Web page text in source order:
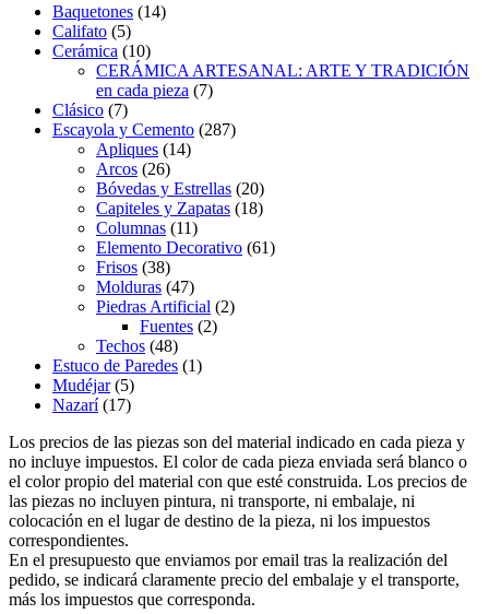
Baquetones (14)
Califato (5)
Cerámica (10)
CERÁMICA ARTESANAL: ARTE Y TRADICIÓN
en cada pieza (7)
Clásico (7)
Escayola y Cemento (287)
Apliques (14)
Arcos (26)
Bóvedas y Estrellas (20)
Capiteles y Zapatas (18)
Columnas (11)
Elemento Decorativo (61)
Frisos (38)
Molduras (47)
Piedras Artificial (2)
Fuentes (2)
Techos (48)
Estuco de Paredes (1)
Mudéjar (5)
Nazarí (17)
Los precios de las piezas son del material indicado en cada pieza y
no incluye impuestos. El color de cada pieza enviada será blanco o
el color propio del material con que esté construida. Los precios de
las piezas no incluyen pintura, ni transporte, ni embalaje, ni
colocación en el lugar de destino de la pieza, ni los impuestos
correspondientes.
En el presupuesto que enviamos por email tras la realización del
pedido, se indicará claramente precio del embalaje y el transporte,
más los impuestos que corresponda.